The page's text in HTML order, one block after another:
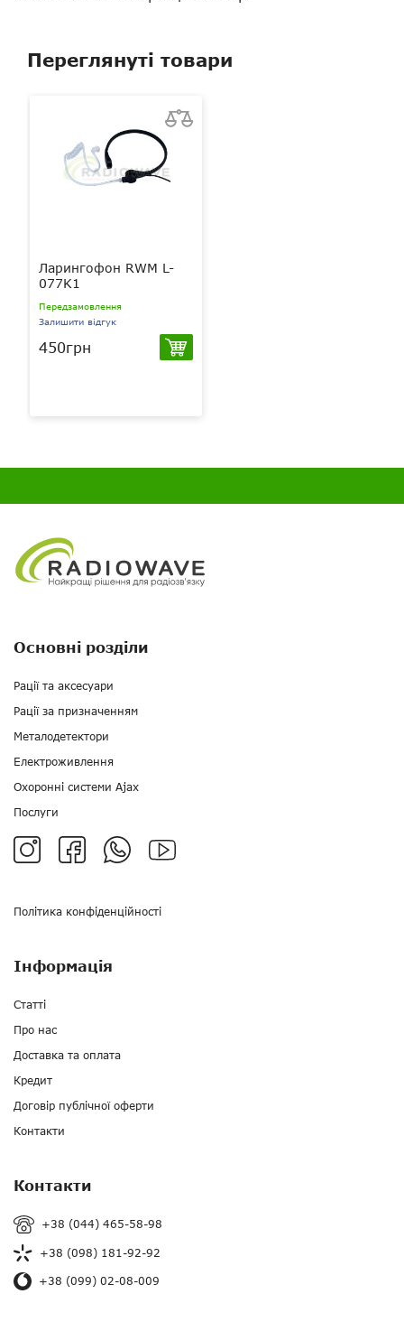
Переглянуті товари
Ларингофон RWM L-
077K1
Передзамовлення
Залишити відгук
450грн
Політика конфіденційності
Основні розділи
Рації та аксесуари
Рації за призначенням
Металодетектори
Електроживлення
Охоронні системи Ajax
Послуги
Інформація
Статті
Про нас
Доставка та оплата
Кредит
Договір публічної оферти
Контакти
Контакти
+38 (044) 465-58-98
+38 (098) 181-92-92
+38 (099) 02-08-009